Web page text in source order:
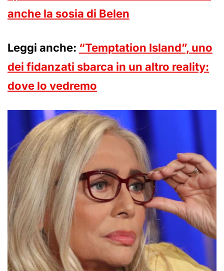
anche la sosia di Belen
Leggi anche: “Temptation Island”, uno
dei fidanzati sbarca in un altro reality:
dove lo vedremo